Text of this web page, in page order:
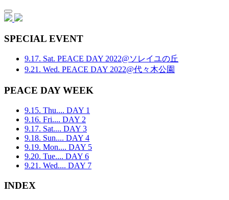
SPECIAL EVENT
9.17. Sat. PEACE DAY 2022@ソレイユの丘
9.21. Wed. PEACE DAY 2022@代々木公園
PEACE DAY WEEK
9.15. Thu.... DAY 1
9.16. Fri.... DAY 2
9.17. Sat.... DAY 3
9.18. Sun.... DAY 4
9.19. Mon.... DAY 5
9.20. Tue.... DAY 6
9.21. Wed.... DAY 7
INDEX